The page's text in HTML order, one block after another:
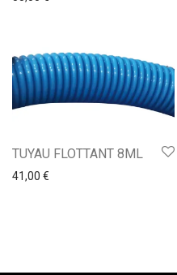
TUYAU FLOTTANT 8ML
41,00 €